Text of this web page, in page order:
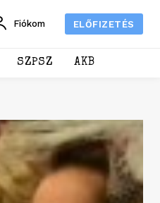
Fiókom ELŐFIZETÉS
SZPSZ AKB